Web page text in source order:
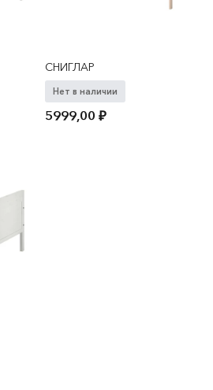
СНИГЛАР
Нет в наличии
5999,00₽